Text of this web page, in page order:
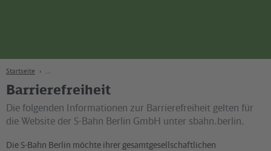
Startseite
Barrierefreiheit
Die folgenden Informationen zur Barrierefreiheit gelten für
die Website der S-Bahn Berlin GmbH unter sbahn.berlin.
Die S-Bahn Berlin möchte ihrer gesamtgesellschaftlichen